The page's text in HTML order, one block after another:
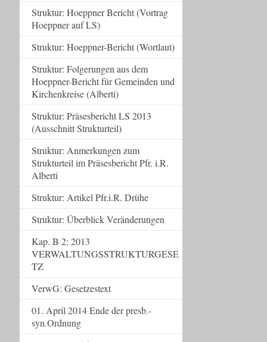
Struktur: Hoeppner Bericht (Vortrag
Hoeppner auf LS)
Struktur: Hoeppner-Bericht (Wortlaut)
Struktur: Folgerungen aus dem
Hoeppner-Bericht für Gemeinden und
Kirchenkreise (Alberti)
Struktur: Präsesbericht LS 2013
(Ausschnitt Strukturteil)
Struktur: Anmerkungen zum
Strukturteil im Präsesbericht Pfr. i.R.
Alberti
Struktur: Artikel Pfr.i.R. Drühe
Struktur: Überblick Veränderungen
Kap. B 2: 2013
VERWALTUNGSSTRUKTURGESE
TZ
VerwG: Gesetzestext
01. April 2014 Ende der presb.-
syn.Ordnung